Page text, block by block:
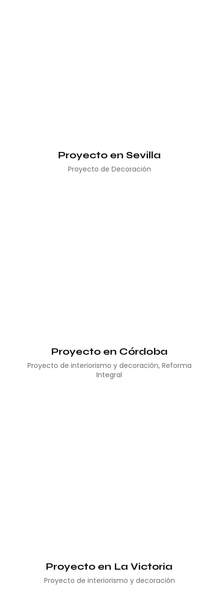
Proyecto en Sevilla
Proyecto de Decoración
Proyecto en Córdoba
Proyecto de interiorismo y decoración, Reforma
Integral
Proyecto en La Victoria
Proyecto de interiorismo y decoración